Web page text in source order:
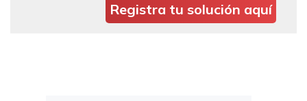
Registra tu solución aquí